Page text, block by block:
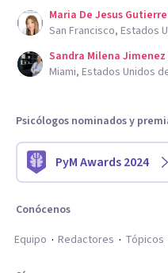
Maria De Jesus
San Francisco, Estados
Sandra Milena Jimenez
Miami, Estados Unidos
Psicólogos nominados y
PyM Awards 2024
Conócenos
Equipo
Redactores Tópicos